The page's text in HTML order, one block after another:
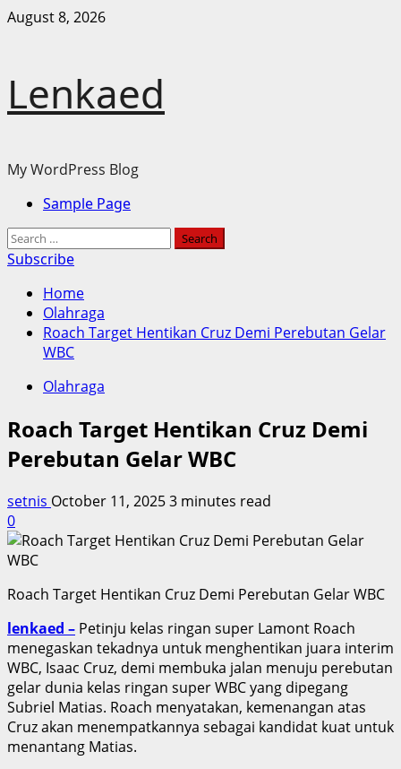
Skip
August 8, 2026
Lenkaed
My WordPress Blog
PrimarySample Page
Search
for:
Subscribe
Home
Olahraga
Roach Target Hentikan Cruz Demi Perebutan Gelar
WBC
Olahraga
Roach Target Hentikan Cruz Demi
Perebutan Gelar WBC
setnis October 11, 20253 minutes read
0
Roach Target Hentikan Cruz Demi Perebutan Gelar WBC
lenkaed – Petinju kelas ringan super Lamont Roach
menegaskan tekadnya untuk menghentikan juara interim
WBC, Isaac Cruz, demi membuka jalan menuju perebutan
gelar dunia kelas ringan super WBC yang dipegang
Subriel Matias. Roach menyatakan, kemenangan atas
Cruz akan menempatkannya sebagai kandidat kuat untuk
menantang Matias.